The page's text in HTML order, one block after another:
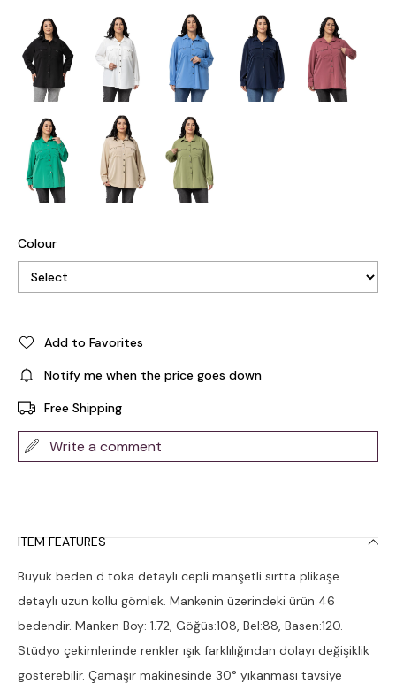
Colour
Add to Favorites
Notify me when the price goes down
Free Shipping
Write a comment
ITEM FEATURES
Büyük beden d toka detaylı cepli manşetli sırtta plikaşe
detaylı uzun kollu gömlek. Mankenin üzerindeki ürün 46
bedendir. Manken Boy: 1.72, Göğüs:108, Bel:88, Basen:120.
Stüdyo çekimlerinde renkler ışık farklılığından dolayı değişiklik
gösterebilir. Çamaşır makinesinde 30° yıkanması tavsiye